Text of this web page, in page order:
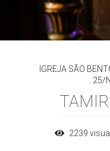
IGREJA SÃO
25/
2239